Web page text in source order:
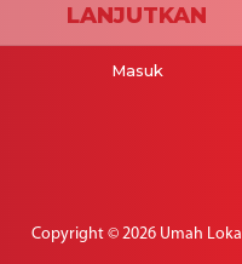
LANJUTKAN
Masuk
Copyright © 2026 Umah Loka